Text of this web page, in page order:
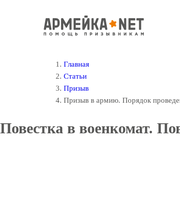
Главная
Статьи
Призыв
Призыв в армию. Порядок
Повестка в военкомат.